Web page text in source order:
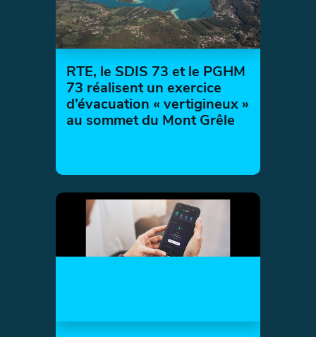
RTE, le SDIS 73 et le PGHM
73 réalisent un exercice
d’évacuation « vertigineux »
au sommet du Mont Grêle